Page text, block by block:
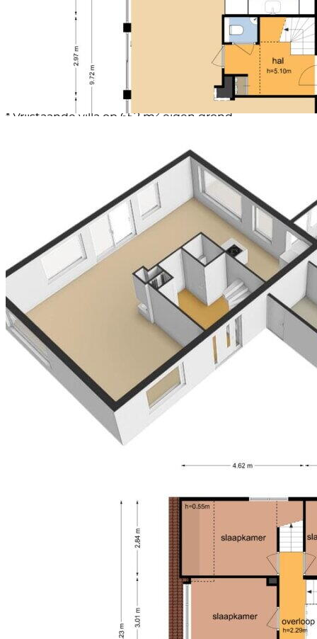
fietsafstand van de stad Groningen. Verder
ontsluiting via de snel te bereiken A7 en A28.
Een ideale locatie voor gezinnen, actieve ouderen en
professionals die wonen en werken willen
Samenvatting:
* Vrijstaande villa op 652 m² eigen grond
* 5 slaapkamers in totaal, 3 badkamers
* Grote oprit, dubbele carport en aangebouwde
* Energielabel B, deels HR++ beglazing, 4 airco’s
* Woonkamer met gashaard, vloerverwarming en
schuifpui op het zuiden Lees de volledige
omschrijving